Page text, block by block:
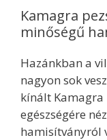
Kamagra
minőségű
Hazánkban a
nagyon sok
kínált Kamagra
egészségére
hamisítványról